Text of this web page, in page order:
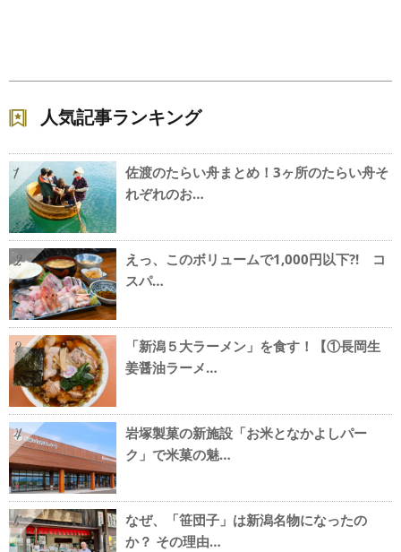
人気記事ランキング
1
佐渡のたらい舟まとめ！3ヶ所のたらい舟そ
れぞれのお…
2
えっ、このボリュームで1,000円以下?! コ
スパ…
3
「新潟５大ラーメン」を食す！【①長岡生
姜醤油ラーメ…
4
岩塚製菓の新施設「お米となかよしパー
ク」で米菓の魅…
5
なぜ、「笹団子」は新潟名物になったの
か？ その理由…